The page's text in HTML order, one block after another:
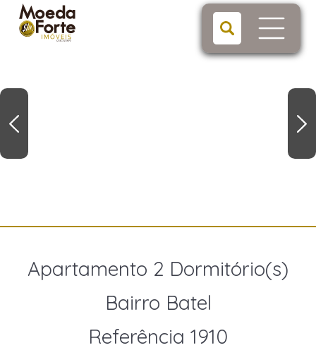
Apartamento 2 Dormitório(s)
Bairro Batel
Referência 1910